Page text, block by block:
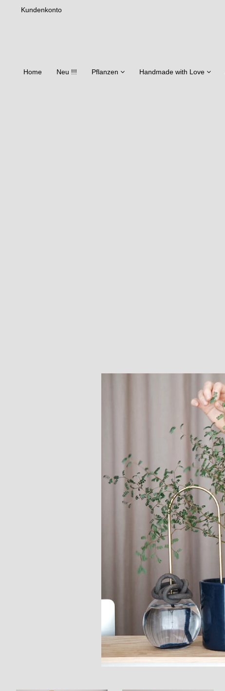
Kundenkonto
Home Neu !!! Pflanzen Handmade with Love